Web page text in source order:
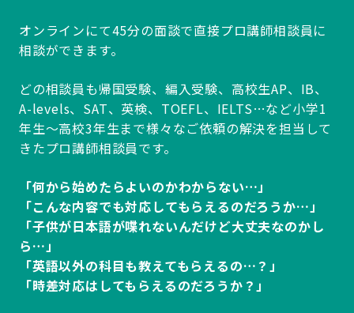
オンラインにて45分の面談で直接プロ講師相談員に
相談ができます。
どの相談員も帰国受験、編入受験、高校生AP、IB、
A-levels、SAT、英検、TOEFL、IELTS…など小学1
年生～高校3年生まで様々なご依頼の解決を担当して
きたプロ講師相談員です。
「何から始めたらよいのかわからない…」
「こんな内容でも対応してもらえるのだろうか…」
「子供が日本語が喋れないんだけど大丈夫なのかし
ら…」
「英語以外の科目も教えてもらえるの…？」
「時差対応はしてもらえるのだろうか？」